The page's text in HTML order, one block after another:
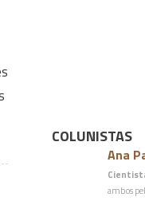
COLUNISTAS
Ana
ambos